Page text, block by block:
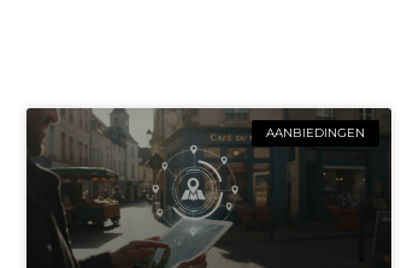
AANBIEDINGEN